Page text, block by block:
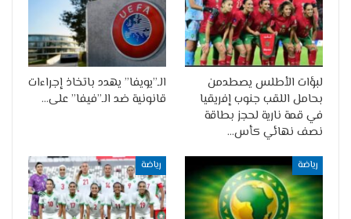
لبؤات الأطلس يصطدمن
بحامل اللقب جنوب إفريقيا
في قمة نارية لحجز بطاقة
نصف نهائي كأس…
الـ”يويفا” يهدد باتخاذ إجراءات
قانونية ضد الـ”فيفا” على…
رياضة رياضة